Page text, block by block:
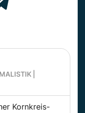
|
Kornkreis-